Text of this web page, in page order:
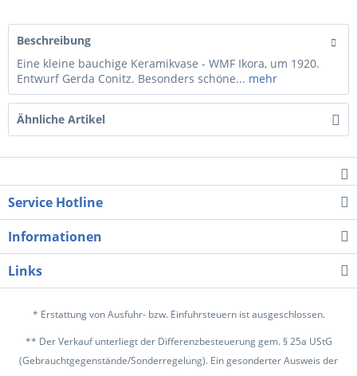
Beschreibung
Eine kleine bauchige Keramikvase - WMF Ikora, um 1920.
Entwurf Gerda Conitz. Besonders schöne... mehr
Ähnliche Artikel
Service Hotline
Informationen
Links
* Erstattung von Ausfuhr- bzw. Einfuhrsteuern ist ausgeschlossen.
** Der Verkauf unterliegt der Differenzbesteuerung gem. § 25a UStG
(Gebrauchtgegenstände/Sonderregelung). Ein gesonderter Ausweis der